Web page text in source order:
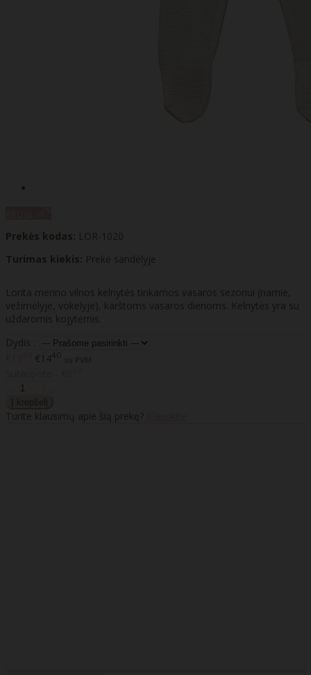
Prekės kodas: LOR-1020
Turimas kiekis: Prekė sandėlyje
Lorita merino vilnos kelnytės tinkamos vasaros sezonui (namie,
vežimėlyje, vokelyje), karštoms vasaros dienoms. Kelnytės yra su
uždaromis kojytėmis.
Dydis :
€14 40 su PVM
Turite klausimų apie šią prekę?